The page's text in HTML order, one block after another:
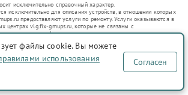
исключительно справочный характер.
исключительно для описания устройств, в отношении которых
предоставляют услуги по ремонту. Услуги оказываются в
центрах vlg.fix-gmups.ru, которые не связаны с
знаков или их официальными представителями.
уже введенных в гражданский оборот в соответствии
не преследует цели индивидуализации услуг или введения
а служит для информирования о предоставляемых услугах по
не является публичной офертой, определяемой
кодекса РФ
файлы cookie. Вы можете
использования
Согласен